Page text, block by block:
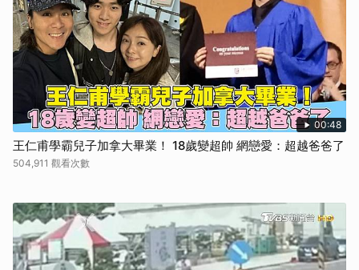
00:48
王仁甫學霸兒子加拿大畢業！ 18歲變超帥 網戀愛：超越爸爸了
504,911 觀看次數